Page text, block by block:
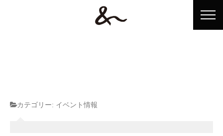
ホームカテゴリー: イベント情報